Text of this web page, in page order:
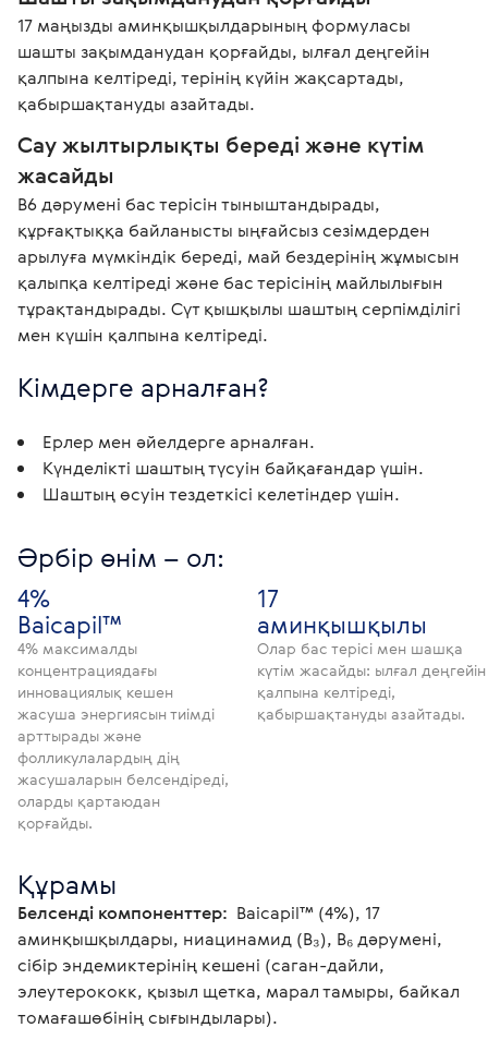
17 маңызды аминқышқылдарының формуласы
шашты зақымданудан қорғайды, ылғал деңгейін
қалпына келтіреді, терінің күйін жақсартады,
қабыршақтануды азайтады.
Сау жылтырлықты береді және күтім
жасайды
В6 дәрумені бас терісін тыныштандырады,
құрғақтыққа байланысты ыңғайсыз сезімдерден
арылуға мүмкіндік береді, май бездерінің жұмысын
қалыпқа келтіреді және бас терісінің майлылығын
тұрақтандырады. Сүт қышқылы шаштың серпімділігі
мен күшін қалпына келтіреді.
Кімдерге арналған?
Ерлер мен әйелдерге арналған.
Күнделікті шаштың түсуін байқағандар үшін.
Шаштың өсуін тездеткісі келетіндер үшін.
Әрбір өнім – ол:
4%
Baicapil™
4% максималды
концентрациядағы
инновациялық кешен
жасуша энергиясын тиімді
арттырады және
фолликулалардың дің
жасушаларын белсендіреді,
оларды қартаюдан
қорғайды.
17
аминқышқылы
Олар бас терісі мен шашқа
күтім жасайды: ылғал деңгейін
қалпына келтіреді,
қабыршақтануды азайтады.
Құрамы
Белсенді компоненттер: Baicapil™ (4%), 17
аминқышқылдары, ниацинамид (В₃), В₆ дәрумені,
сібір эндемиктерінің кешені (саган-дайли,
элеутерококк, қызыл щетка, марал тамыры, байкал
томағашөбінің сығындылары).